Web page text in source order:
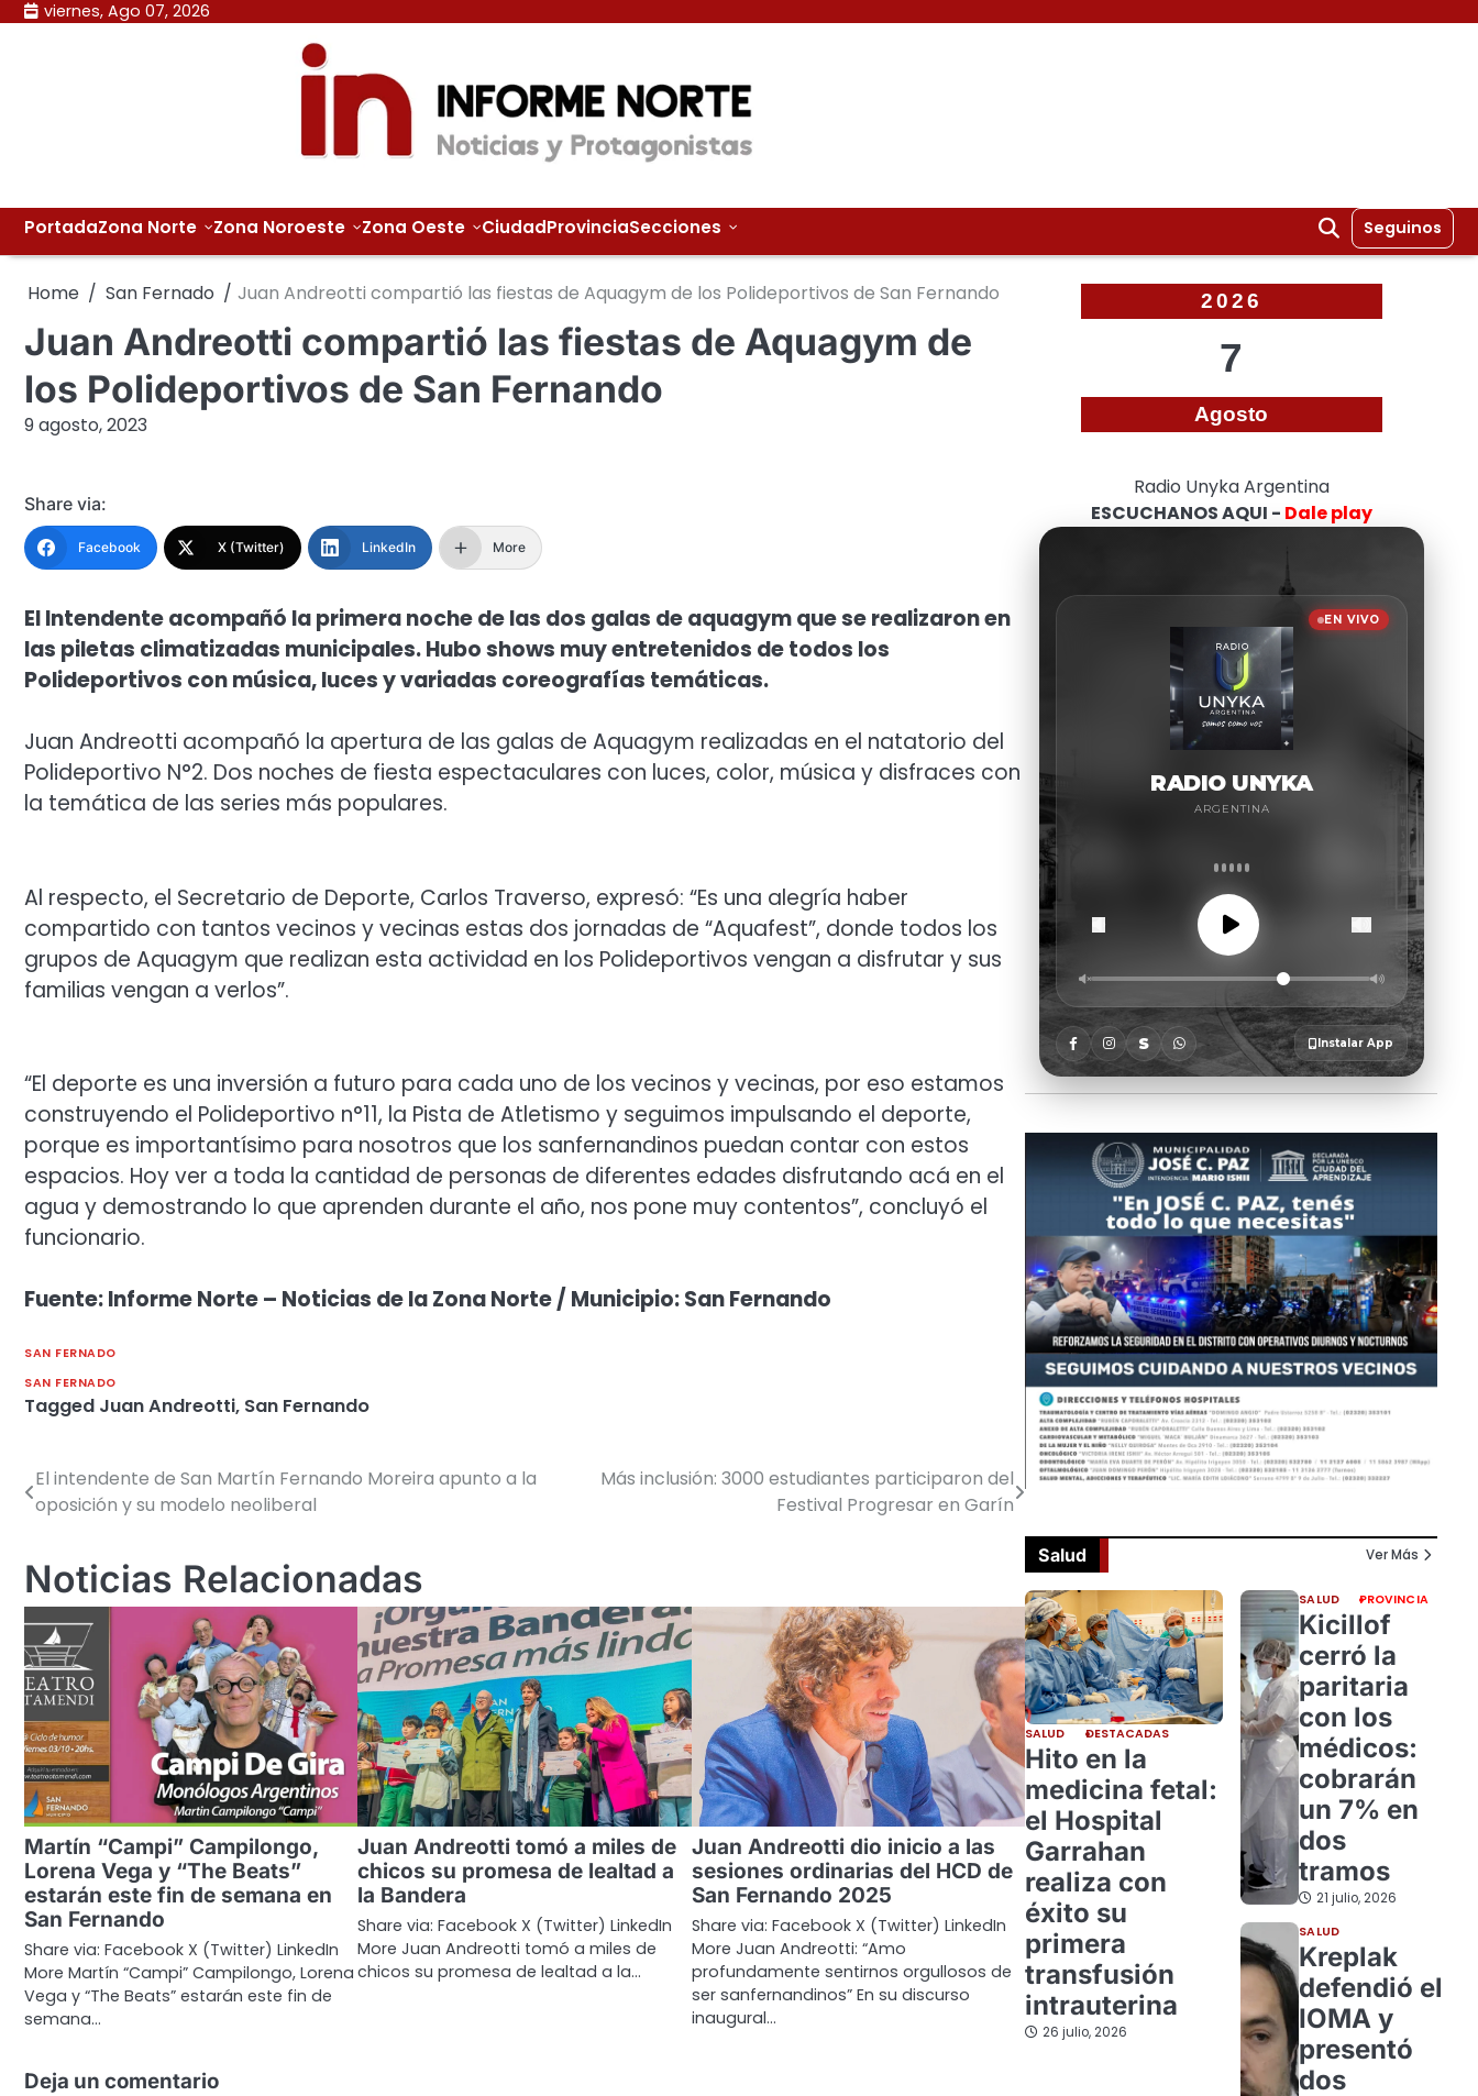
Skip viernes, Ago 07, 2026
PortadaZona Norte Zona Noroeste Zona Oeste CiudadProvinciaSecciones Seguinos
Home San Fernado Juan Andreotti compartió las fiestas de Aquagym de los Polideportivos de San Fernando
Juan Andreotti compartió las fiestas de Aquagym de
los Polideportivos de San Fernando
9 agosto, 2023
Share via:
Facebook X (Twitter) LinkedIn More
El Intendente acompañó la primera noche de las dos galas de aquagym que se realizaron en
las piletas climatizadas municipales. Hubo shows muy entretenidos de todos los
Polideportivos con música, luces y variadas coreografías temáticas.
Juan Andreotti acompañó la apertura de las galas de Aquagym realizadas en el natatorio del
Polideportivo N°2. Dos noches de fiesta espectaculares con luces, color, música y disfraces con
la temática de las series más populares.
Al respecto, el Secretario de Deporte, Carlos Traverso, expresó: “Es una alegría haber
compartido con tantos vecinos y vecinas estas dos jornadas de “Aquafest”, donde todos los
grupos de Aquagym que realizan esta actividad en los Polideportivos vengan a disfrutar y sus
familias vengan a verlos”.
“El deporte es una inversión a futuro para cada uno de los vecinos y vecinas, por eso estamos
construyendo el Polideportivo n°11, la Pista de Atletismo y seguimos impulsando el deporte,
porque es importantísimo para nosotros que los sanfernandinos puedan contar con estos
espacios. Hoy ver a toda la cantidad de personas de diferentes edades disfrutando acá en el
agua y demostrando lo que aprenden durante el año, nos pone muy contentos”, concluyó el
funcionario.
Fuente: Informe Norte – Noticias de la Zona Norte / Municipio: San Fernando
SAN FERNADO
SAN FERNADO
Tagged Juan Andreotti, San Fernando
Navegación
de
entradas
El intendente de San Martín Fernando Moreira apunto a la
oposición y su modelo neoliberal
Más inclusión: 3000 estudiantes participaron del
Festival Progresar en Garín
Noticias Relacionadas
Martín “Campi” Campilongo,
Lorena Vega y “The Beats”
estarán este fin de semana en
San Fernando
Share via: Facebook X (Twitter) LinkedIn
More Martín “Campi” Campilongo, Lorena
Vega y “The Beats” estarán este fin de
semana…
Juan Andreotti tomó a miles de
chicos su promesa de lealtad a
la Bandera
Share via: Facebook X (Twitter) LinkedIn
More Juan Andreotti tomó a miles de
chicos su promesa de lealtad a la…
Juan Andreotti dio inicio a las
sesiones ordinarias del HCD de
San Fernando 2025
Share via: Facebook X (Twitter) LinkedIn
More Juan Andreotti: “Amo
profundamente sentirnos orgullosos de
ser sanfernandinos” En su discurso
inaugural…
Deja un comentario
2026
7
Agosto
Radio Unyka Argentina
ESCUCHANOS AQUI - Dale play
Salud Ver Más
SALUD DESTACADAS
Hito en la
medicina fetal:
el Hospital
Garrahan
realiza con
éxito su
primera
transfusión
intrauterina
26 julio, 2026
SALUD PROVINCIA
Kicillof
cerró la
paritaria
con los
médicos:
cobrarán
un 7% en
dos
tramos
21 julio, 2026
SALUD
Kreplak
defendió el
IOMA y
presentó
dos